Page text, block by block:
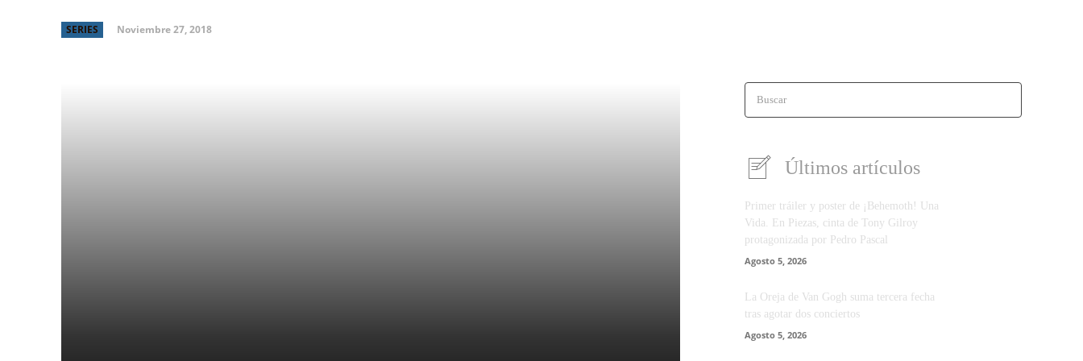
SERIES Noviembre 27, 2018
Buscar
Últimos artículos
Primer tráiler y poster de ¡Behemoth! Una
Vida. En Piezas, cinta de Tony Gilroy
protagonizada por Pedro Pascal
Agosto 5, 2026
La Oreja de Van Gogh suma tercera fecha
tras agotar dos conciertos
Agosto 5, 2026